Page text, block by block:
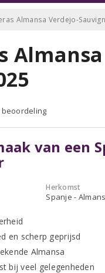
Almansa Verdejo-
van een
Herkomst
Spanje -
en scherp geprijsd
Almansa
bij veel gelegenheden